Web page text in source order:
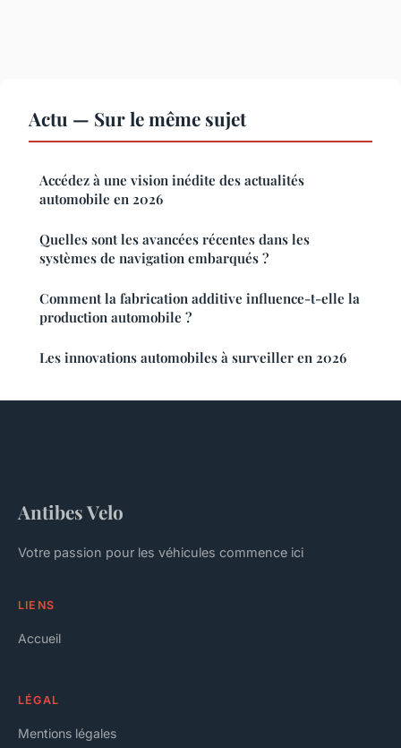
Actu — Sur le même sujet
Accédez à une vision inédite des actualités
automobile en 2026
Quelles sont les avancées récentes dans les
systèmes de navigation embarqués ?
Comment la fabrication additive influence-t-elle la
production automobile ?
Les innovations automobiles à surveiller en 2026
Antibes Velo
Votre passion pour les véhicules commence ici
LIENS
Accueil
LÉGAL
Mentions légales